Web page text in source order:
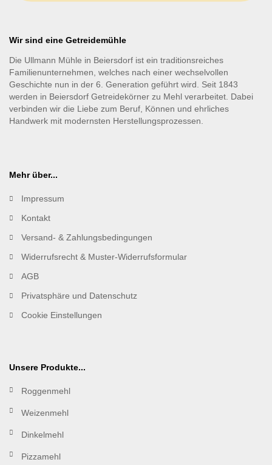
Wir sind eine Getreidemühle
Die Ullmann Mühle in Beiersdorf ist ein traditionsreiches
Familienunternehmen, welches nach einer wechselvollen
Geschichte nun in der 6. Generation geführt wird. Seit 1843
werden in Beiersdorf Getreidekörner zu Mehl verarbeitet. Dabei
verbinden wir die Liebe zum Beruf, Können und ehrliches
Handwerk mit modernsten Herstellungsprozessen.
Mehr über...
Impressum
Kontakt
Versand- & Zahlungsbedingungen
Widerrufsrecht & Muster-Widerrufsformular
AGB
Privatsphäre und Datenschutz
Cookie Einstellungen
Unsere Produkte...
Roggenmehl
Weizenmehl
Dinkelmehl
Pizzamehl